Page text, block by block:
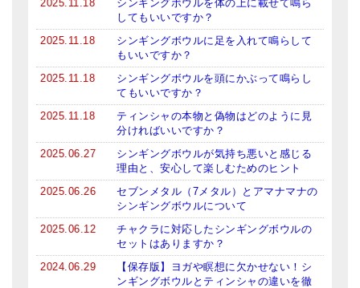
2025.11.18
シンギングボウルを体の上に載せて鳴ら
してもいいですか？
2025.11.18
シンギングボウルに足を入れて鳴らして
もいいですか？
2025.11.18
シンギングボウルを頭にかぶって鳴らし
てもいいですか？
2025.11.18
ティンシャの本物と偽物はどのように見
分ければいいですか？
2025.06.27
シンギングボウルが気持ち悪いと感じる
理由と、安心して楽しむためのヒント
2025.06.26
セブンメタル（7メタル）とアマナマナの
シンギングボウルについて
2025.06.12
チャクラに対応したシンギングボウルの
セットはありますか？
2024.06.29
【保存版】ヨガや瞑想に欠かせない！シ
ンギングボウルとティンシャの違いを徹